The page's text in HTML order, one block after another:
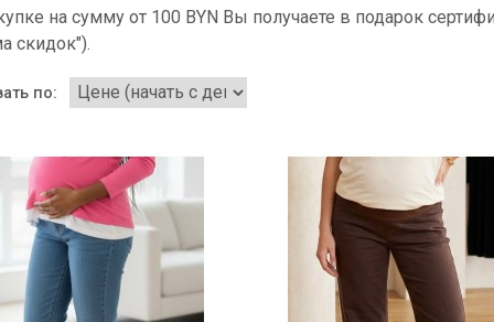
на сумму от 100 BYN Вы получаете в подарок
скидок").
по: